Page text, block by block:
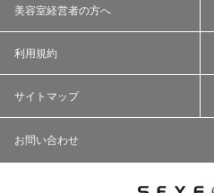
美容室経営者の方へ
利用規約
サイトマップ
お問い合わせ